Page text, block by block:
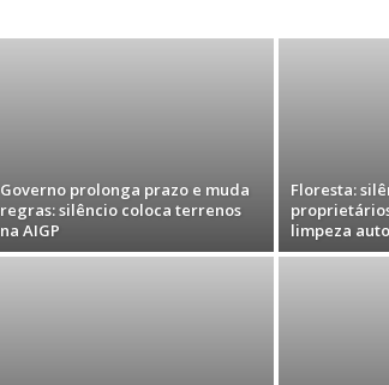
Governo prolonga prazo e muda
regras: silêncio coloca terrenos
na AIGP
Floresta:
limpeza